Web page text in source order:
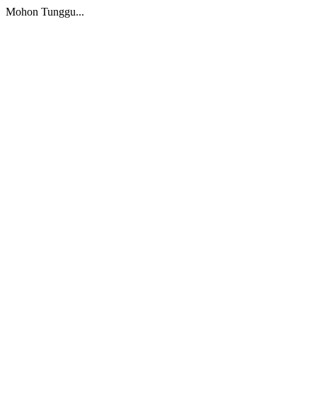
Mohon Tunggu...